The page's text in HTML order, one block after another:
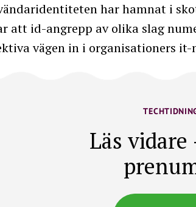
har hamnat i
att id-angrepp av olika slag
vägen in i organisationers it-
Läs